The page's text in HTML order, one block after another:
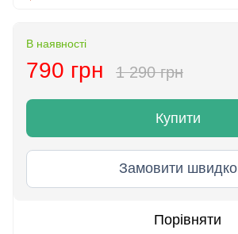
В наявності
790 грн 1 290 грн
Купити
Замовити швидко
Порівняти